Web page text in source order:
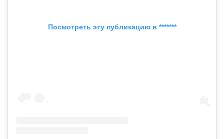
Посмотреть эту публикацию в *******